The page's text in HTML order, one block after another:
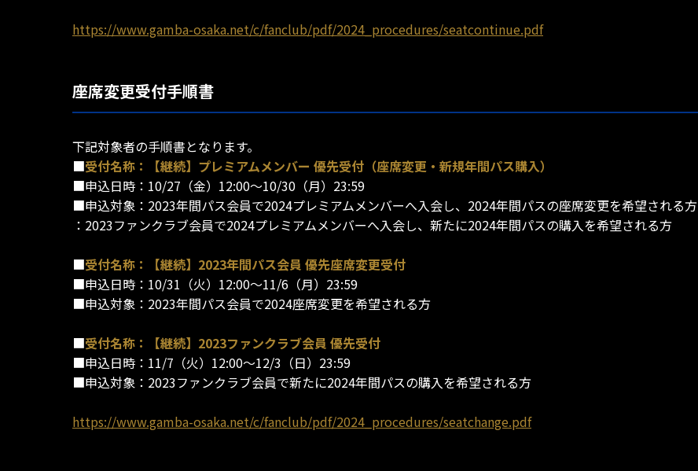
https://www.gamba-osaka.net/c/fanclub/pdf/2024_procedures/seatcontinue.pdf
座席変更受付手順書
下記対象者の手順書となります。
■受付名称：【継続】プレミアムメンバー 優先受付（座席変更・新規年間パス購入）
■申込日時：10/27（金）12:00～10/30（月）23:59
■申込対象：2023年間パス会員で2024プレミアムメンバーへ入会し、2024年間パスの座席変更を希望される方
：2023ファンクラブ会員で2024プレミアムメンバーへ入会し、新たに2024年間パスの購入を希望される方
■受付名称：【継続】2023年間パス会員 優先座席変更受付
■申込日時：10/31（火）12:00～11/6（月）23:59
■申込対象：2023年間パス会員で2024座席変更を希望される方
■受付名称：【継続】2023ファンクラブ会員 優先受付
■申込日時：11/7（火）12:00～12/3（日）23:59
■申込対象：2023ファンクラブ会員で新たに2024年間パスの購入を希望される方
https://www.gamba-osaka.net/c/fanclub/pdf/2024_procedures/seatchange.pdf